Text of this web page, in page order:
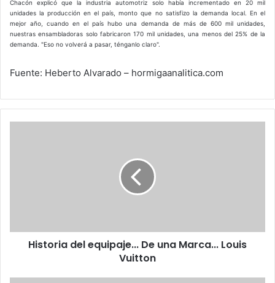
Chacón explicó que la industria automotriz solo había incrementado en 20 mil
unidades la producción en el país, monto que no satisfizo la demanda local. En el
mejor año, cuando en el país hubo una demanda de más de 600 mil unidades,
nuestras ensambladoras solo fabricaron 170 mil unidades, una menos del 25% de la
demanda. "Eso no volverá a pasar, ténganlo claro".
Fuente: Heberto Alvarado – hormigaanalitica.com
Historia del equipaje... De una Marca... Louis
Vuitton